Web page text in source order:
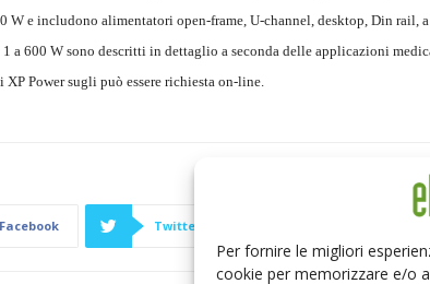
Per fornire le migliori
cookie per memorizzare e/o
W e includono alimentatori open-frame, U-channel, desktop, Din rail,
1 a 600 W sono descritti in dettaglio a seconda delle applicazioni
XP Power sugli può essere richiesta on-line.
Facebook Twitter